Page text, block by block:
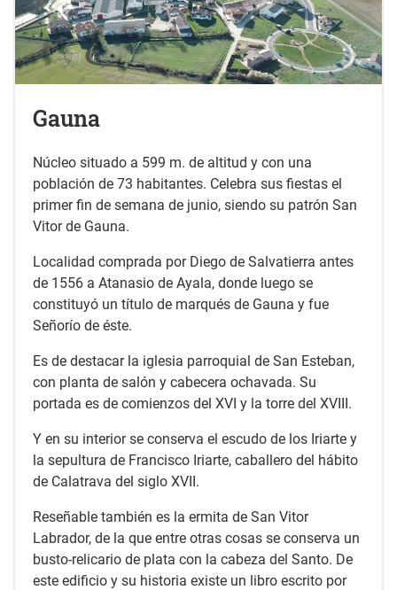
Gauna
Núcleo situado a 599 m. de altitud y con una
población de 73 habitantes. Celebra sus fiestas el
primer fin de semana de junio, siendo su patrón San
Vitor de Gauna.
Localidad comprada por Diego de Salvatierra antes
de 1556 a Atanasio de Ayala, donde luego se
constituyó un título de marqués de Gauna y fue
Señorío de éste.
Es de destacar la iglesia parroquial de San Esteban,
con planta de salón y cabecera ochavada. Su
portada es de comienzos del XVI y la torre del XVIII.
Y en su interior se conserva el escudo de los Iriarte y
la sepultura de Francisco Iriarte, caballero del hábito
de Calatrava del siglo XVII.
Reseñable también es la ermita de San Vitor
Labrador, de la que entre otras cosas se conserva un
busto-relicario de plata con la cabeza del Santo. De
este edificio y su historia existe un libro escrito por